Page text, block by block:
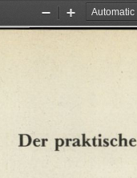
Zoom
Out
Zoom
In
Der praktische